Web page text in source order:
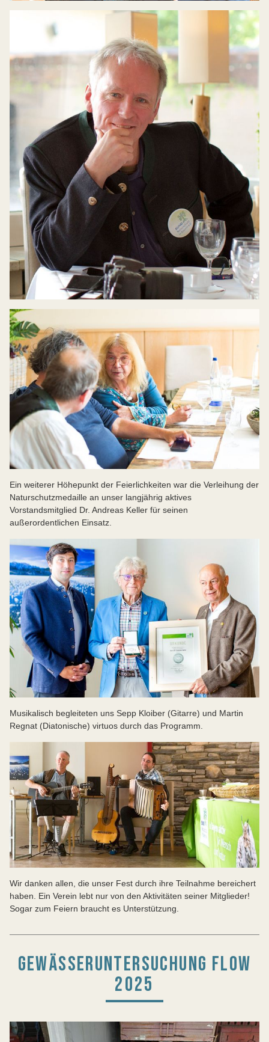
Ein weiterer Höhepunkt der Feierlichkeiten war die Verleihung der
Naturschutzmedaille an unser langjährig aktives
Vorstandsmitglied Dr. Andreas Keller für seinen
außerordentlichen Einsatz.
Musikalisch begleiteten uns Sepp Kloiber (Gitarre) und Martin
Regnat (Diatonische) virtuos durch das Programm.
Wir danken allen, die unser Fest durch ihre Teilnahme bereichert
haben. Ein Verein lebt nur von den Aktivitäten seiner Mitglieder!
Sogar zum Feiern braucht es Unterstützung.
GEWÄSSERUNTERSUCHUNG FLOW
2025